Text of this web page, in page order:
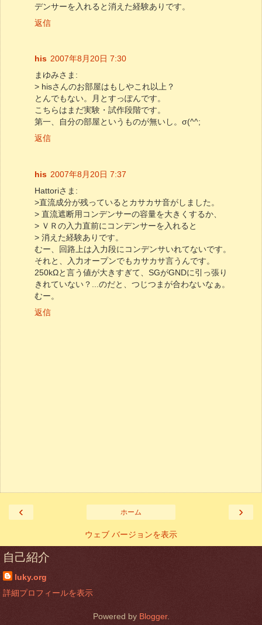
デンサーを入れると消えた経験ありです。
返信
his 2007年8月20日 7:30
まゆみさま:
> hisさんのお部屋はもしやこれ以上？
とんでもない。月とすっぽんです。
こちらはまだ実験・試作段階です。
第一、自分の部屋というものが無いし。σ(^^;
返信
his 2007年8月20日 7:37
Hattoriさま:
>直流成分が残っているとカサカサ音がしました。
> 直流遮断用コンデンサーの容量を大きくするか、
> ＶＲの入力直前にコンデンサーを入れると
> 消えた経験ありです。
むー、回路上は入力段にコンデンサいれてないです。
それと、入力オープンでもカサカサ言うんです。
250kΩと言う値が大きすぎて、SGがGNDに引っ張り
きれていない？...のだと、つじつまが合わないなぁ。
むー。
返信
‹ ›
ホーム
ウェブ バージョンを表示
自己紹介
luky.org
詳細プロフィールを表示
Powered by Blogger.